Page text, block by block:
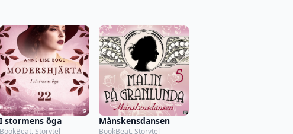
I stormens öga
BookBeat, Storytel
Månskensdansen
BookBeat, Storytel